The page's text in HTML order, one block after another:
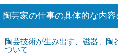
陶芸家の仕事の具体的な内容
陶芸技術が生み出す、磁器、陶
ついて